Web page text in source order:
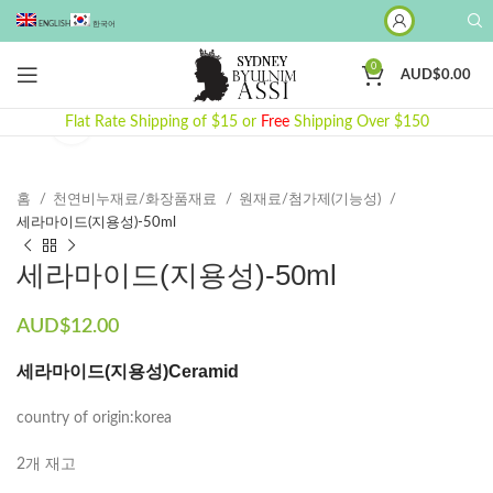
ENGLISH 한국어
0
AUD$0.00
Flat Rate Shipping of $15 or Free Shipping Over $150
Click to enlarge
홈 천연비누재료/화장품재료
원재료/첨가제(기능성)
세라마이드(지용성)-50ml
세라마이드(지용성)-50ml
AUD$12.00
세라마이드(지용성)Ceramid
country of origin:korea
2개 재고